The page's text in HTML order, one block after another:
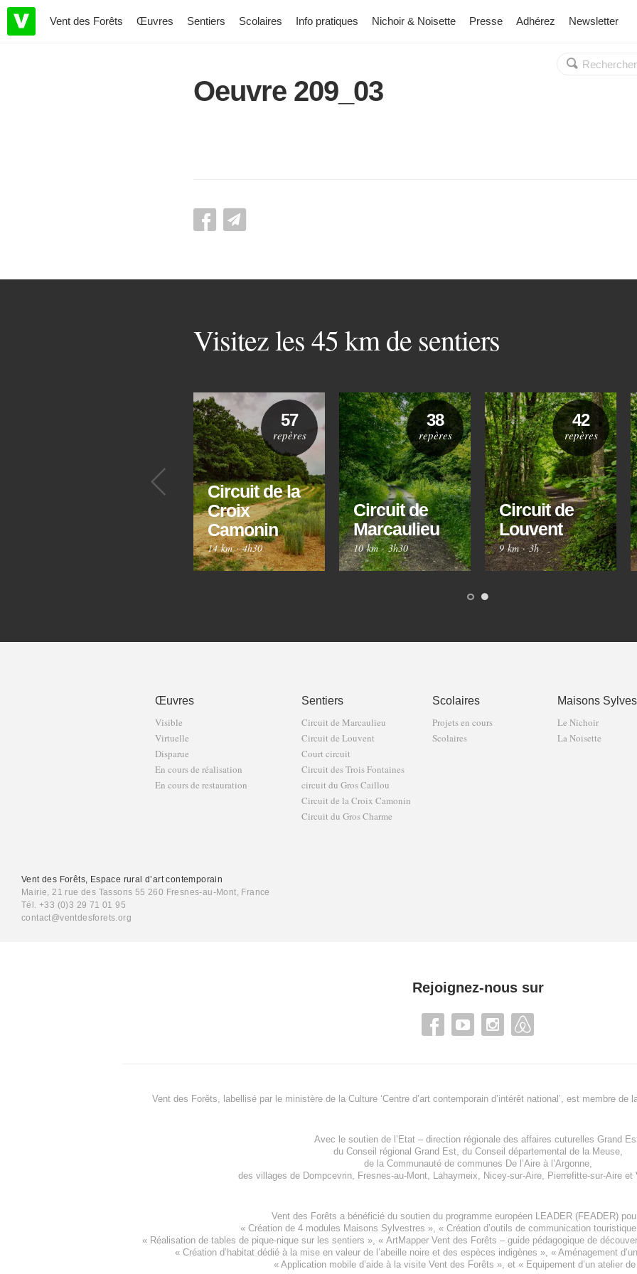
Vent des Forêts Œuvres Sentiers Scolaires Info pratiques Nichoir & Noisette Presse Adhérez Newsletter
Rechercher :
OK
Oeuvre 209_03
Visitez les 45 km de sentiers
Précédent
Circuit de la
Croix
Camonin
14 km·4h30
57
repères
Circuit de
Marcaulieu
10 km·3h30
38
repères
Circuit de
Louvent
9 km·3h
42
repères
Œuvres
Visible
Virtuelle
Disparue
En cours de réalisation
En cours de restauration
Sentiers
Circuit de Marcaulieu
Circuit de Louvent
Court circuit
Circuit des Trois Fontaines
circuit du Gros Caillou
Circuit de la Croix Camonin
Circuit du Gros Charme
Scolaires
Projets en cours
Scolaires
Maisons
Le Nichoir
La Noisette
Vent des Forêts, Espace rural d’art contemporain
Mairie, 21 rue des Tassons 55 260 Fresnes-au-Mont, France
Tél. +33 (0)3 29 71 01 95
contact@ventdesforets.org
Rejoignez-nous sur
Vent des Forêts, labellisé par le ministère de la Culture ‘Centre d’art contemporain d’intérêt national’, est membre de
Avec le soutien de l’ Etat – direction régionale des affaires cuturelles Grand
du Conseil régional Grand Est, du Conseil départemental de la Meuse,
de la Communauté de communes De l’Aire à l’Argonne,
des villages de Dompcevrin, Fresnes-au-Mont, Lahaymeix, Nicey-sur-Aire, Pierrefitte-sur-Aireet
Vent des Forêts a bénéficié du soutien du programme européen LEADER (FEADER)
« Création de 4 modules Maisons Sylvestres », « Création d’outils de communication
« Réalisation de tables de pique-nique sur les sentiers », « ArtMapper Vent des Forêts – guide pédagogique de
« Création d’habitat dédié à la mise en valeur de l’abeille noire et des espèces indigènes », « Aménagement
« Application mobile d’aide à la visite Vent des Forêts », et « Equipement d’un atelier